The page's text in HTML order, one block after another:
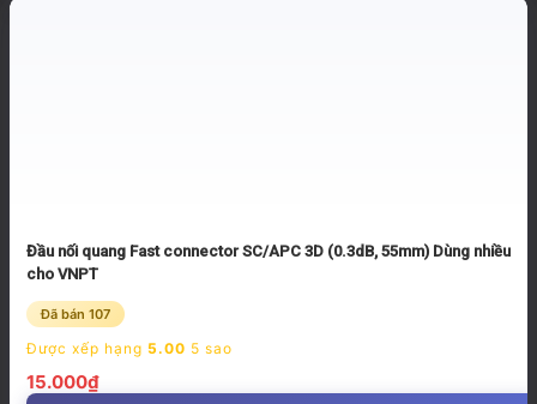
Đầu nối quang Fast connector SC/APC 3D (0.3dB, 55mm) Dùng nhiều
cho VNPT
Đã bán 107
Được xếp hạng 5.00 5 sao
15.000₫